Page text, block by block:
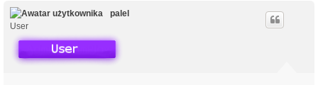
palel
User